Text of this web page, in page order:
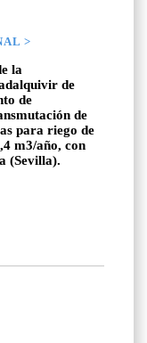
>
la
de
de
de
para riego de
m3/año, con
(Sevilla).